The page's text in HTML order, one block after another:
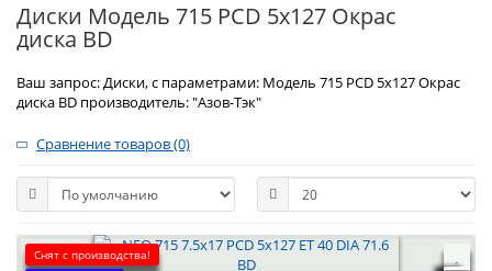
Диски Модель 715 PCD 5x127 Окрас
диска BD
Ваш запрос: Диски, с параметрами: Модель 715 PCD 5x127 Окрас
диска BD производитель: "Азов-Тэк"
Сравнение товаров (0)
Снят с производства!